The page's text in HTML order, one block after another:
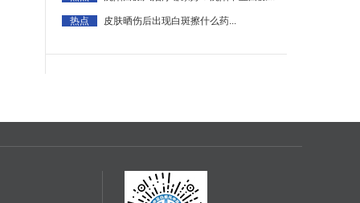
热点 皮肤晒伤后出现白斑擦什么药...